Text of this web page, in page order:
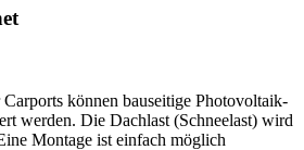
können bauseitige Photovoltaik-
werden. Die Dachlast (Schneelast) wird
Montage ist einfach möglich